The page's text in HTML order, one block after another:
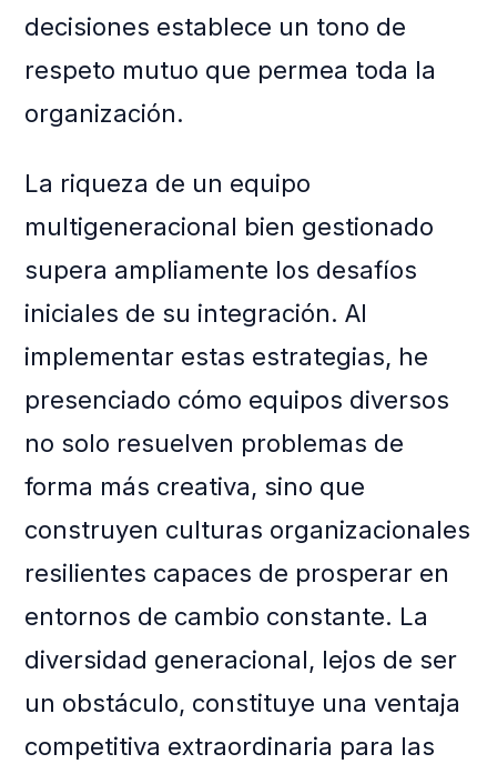
decisiones establece un tono de
respeto mutuo que permea toda la
organización.
La riqueza de un equipo
multigeneracional bien gestionado
supera ampliamente los desafíos
iniciales de su integración. Al
implementar estas estrategias, he
presenciado cómo equipos diversos
no solo resuelven problemas de
forma más creativa, sino que
construyen culturas organizacionales
resilientes capaces de prosperar en
entornos de cambio constante. La
diversidad generacional, lejos de ser
un obstáculo, constituye una ventaja
competitiva extraordinaria para las